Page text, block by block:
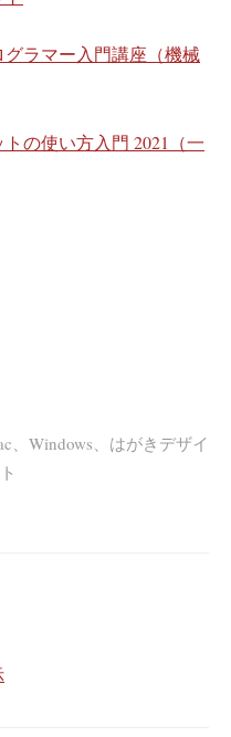
ラマー入門講座（機械
の使い方入門 2021（一
Windows
はがきデザイ